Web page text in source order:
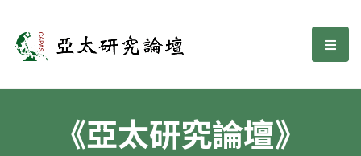
亞太研究論壇 選
《亞太研究論壇》